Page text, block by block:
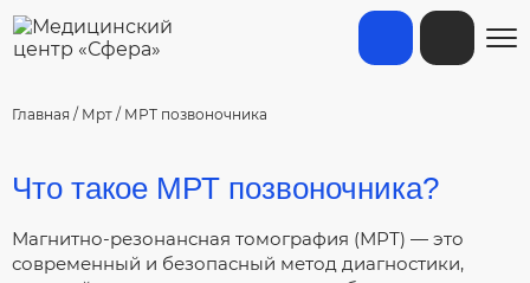
Главная / Мрт / МРТ позвоночника
Что такое МРТ позвоночника?
Магнитно-резонансная томография (МРТ) — это
современный и безопасный метод диагностики,